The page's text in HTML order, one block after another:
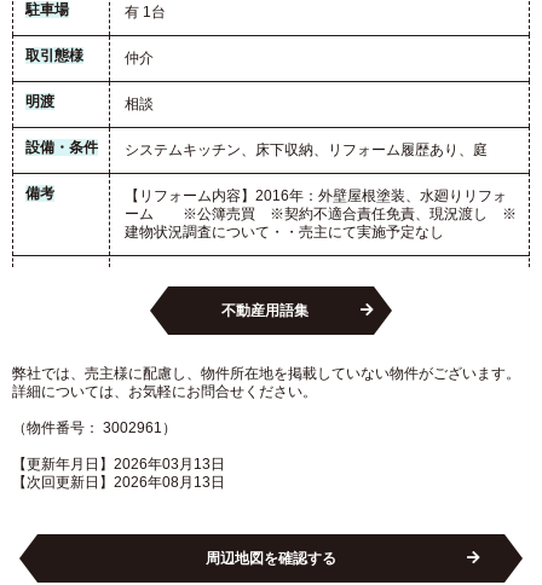
駐車場 有 1台
取引態様 仲介
明渡 相談
設備・条件 システムキッチン、床下収納、リフォーム履歴あり、庭
備考
【リフォーム内容】2016年：外壁屋根塗装、水廻りリフォ
ーム ※公簿売買 ※契約不適合責任免責、現況渡し ※
建物状況調査について・・売主にて実施予定なし
不動産用語集
弊社では、売主様に配慮し、物件所在地を掲載していない物件がございます。
詳細については、お気軽にお問合せください。
（物件番号： 3002961）
【更新年月日】2026年03月13日
【次回更新日】2026年08月13日
周辺地図を確認する